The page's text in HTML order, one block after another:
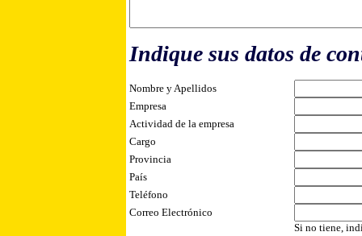
Indique sus datos de
Nombre y Apellidos
Empresa
Actividad de la empresa
Cargo
Provincia
País
Teléfono
Correo Electrónico
Si no tiene,